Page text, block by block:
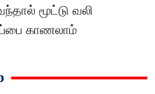
மூட்டு வலி
காணலாம்